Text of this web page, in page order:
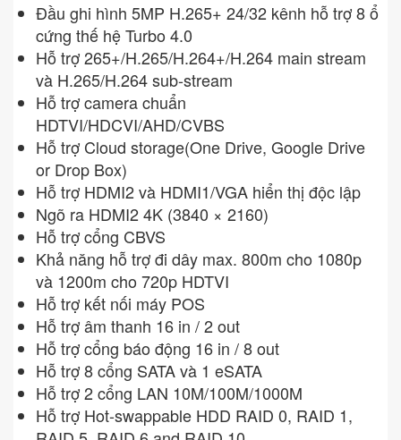
Đầu ghi hình 5MP H.265+ 24/32 kênh hỗ trợ 8 ổ
cứng thế hệ Turbo 4.0
Hỗ trợ 265+/H.265/H.264+/H.264 main stream
và H.265/H.264 sub-stream
Hỗ trợ camera chuẩn
HDTVI/HDCVI/AHD/CVBS
Hỗ trợ Cloud storage(One Drive, Google Drive
or Drop Box)
Hỗ trợ HDMI2 và HDMI1/VGA hiển thị độc lập
Ngõ ra HDMI2 4K (3840 × 2160)
Hỗ trợ cổng CBVS
Khả năng hỗ trợ đi dây max. 800m cho 1080p
và 1200m cho 720p HDTVI
Hỗ trợ kết nối máy POS
Hỗ trợ âm thanh 16 in / 2 out
Hỗ trợ cổng báo động 16 in / 8 out
Hỗ trợ 8 cổng SATA và 1 eSATA
Hỗ trợ 2 cổng LAN 10M/100M/1000M
Hỗ trợ Hot-swappable HDD RAID 0, RAID 1,